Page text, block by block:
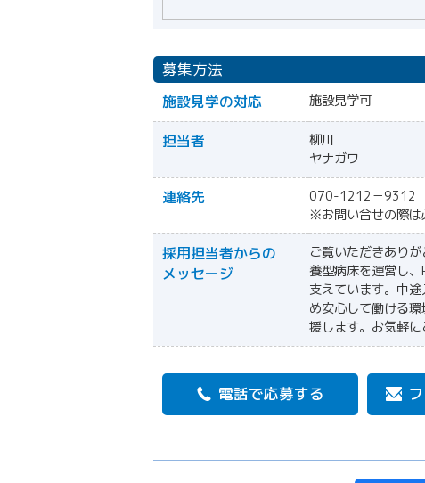
募集方法
施設見学の対応 施設見学可
担当者
柳川
ヤナガワ
連絡先
070-1212－9312
※お問い合せの際は
採用担当者からの
メッセージ
ご覧いただきあり
養型病床を運営し
支えています。中
め安心して働ける
援します。お気軽に
電話で応募する